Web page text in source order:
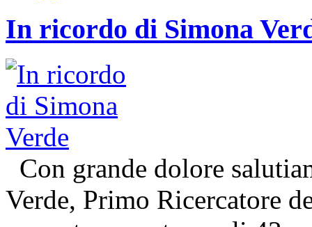
In ricordo di Simona
Con grande dolore
Verde, Primo Ricercatore